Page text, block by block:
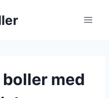
med